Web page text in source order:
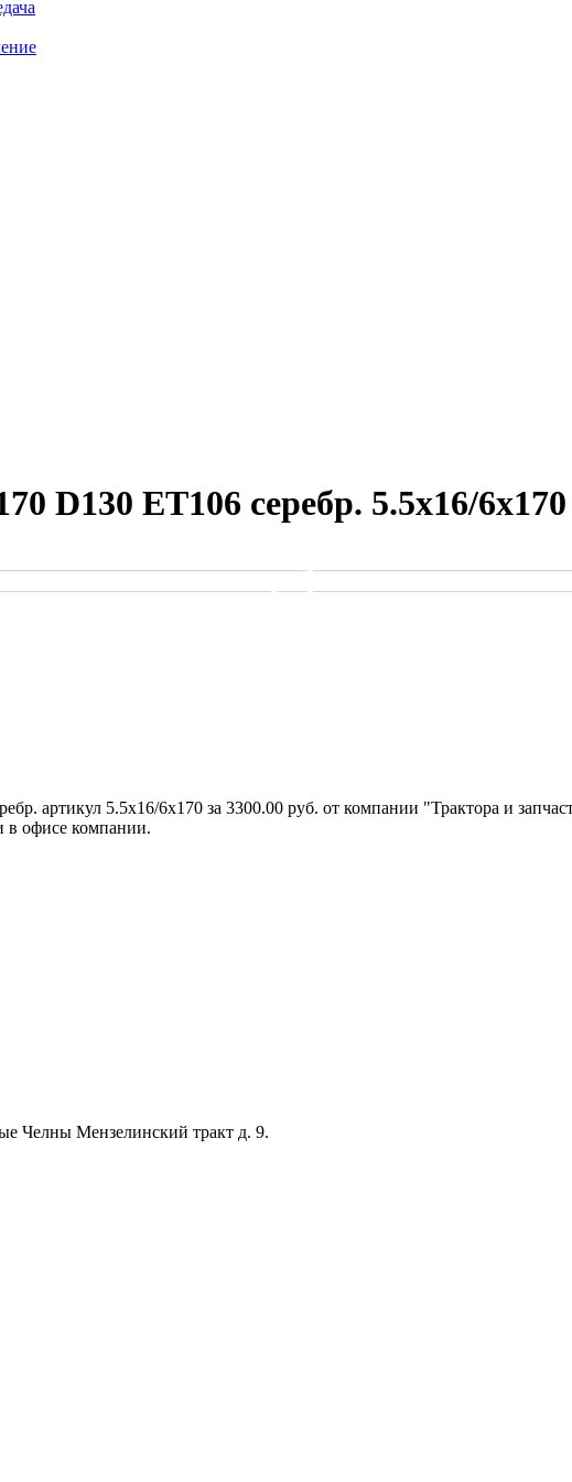
D130 ET106 серебр. 5.5х16/6х170
артикул 5.5х16/6х170 за 3300.00 руб. от компании "Трактора и
в офисе компании.
Челны Мензелинский тракт д. 9.